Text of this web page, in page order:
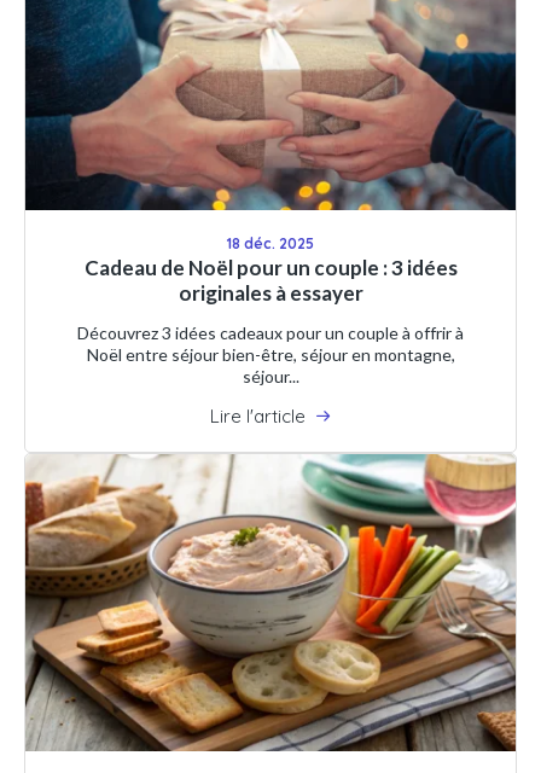
18 déc. 2025
Cadeau de Noël pour un couple : 3 idées
originales à essayer
Découvrez 3 idées cadeaux pour un couple à offrir à
Noël entre séjour bien-être, séjour en montagne,
séjour...
Lire l'article